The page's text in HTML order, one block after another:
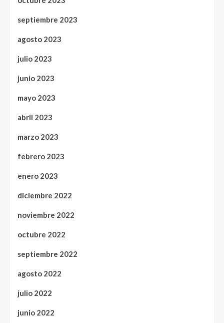
septiembre 2023
agosto 2023
julio 2023
junio 2023
mayo 2023
abril 2023
marzo 2023
febrero 2023
enero 2023
diciembre 2022
noviembre 2022
octubre 2022
septiembre 2022
agosto 2022
julio 2022
junio 2022